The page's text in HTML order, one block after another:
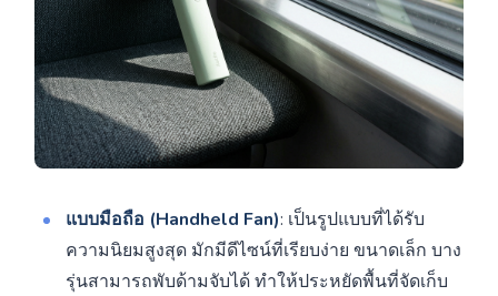
แบบมือถือ (Handheld Fan): เป็นรูปแบบที่ได้รับ
ความนิยมสูงสุด มักมีดีไซน์ที่เรียบง่าย ขนาดเล็ก บาง
รุ่นสามารถพับด้ามจับได้ ทำให้ประหยัดพื้นที่จัดเก็บ